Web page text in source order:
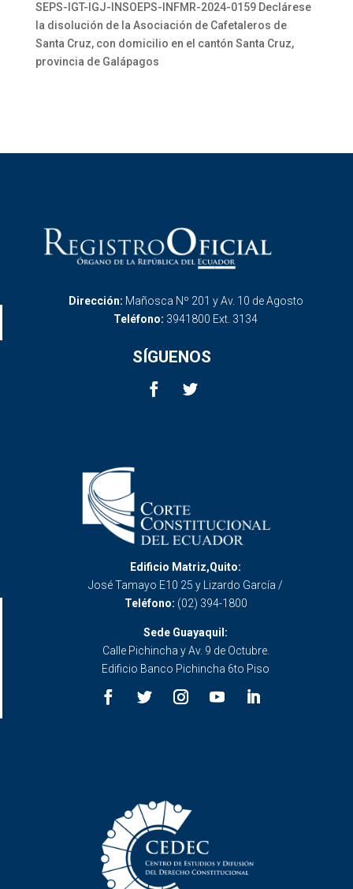
SEPS-IGT-IGJ-INSOEPS-INFMR-2024-0159 Declárese
la disolución de la Asociación de Cafetaleros de
Santa Cruz, con domicilio en el cantón Santa Cruz,
provincia de Galápagos
Dirección: Mañosca Nº 201 y Av. 10 de Agosto
Teléfono: 3941800 Ext. 3134
SÍGUENOS
Edificio Matriz,Quito:
José Tamayo E10 25 y Lizardo García /
Teléfono: (02) 394-1800
Sede Guayaquil:
Calle Pichincha y Av. 9 de Octubre.
Edificio Banco Pichincha 6to Piso